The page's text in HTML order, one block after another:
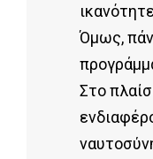
Όμως,
Στο